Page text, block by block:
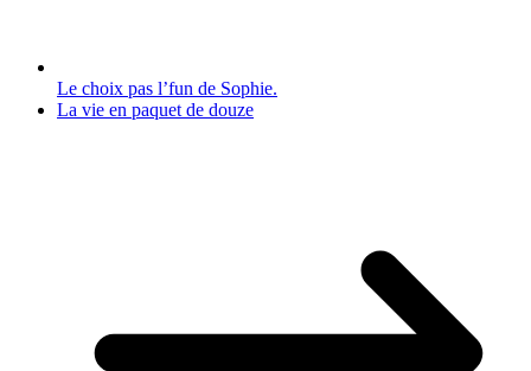
Le choix pas l’fun de Sophie.
La vie en paquet de douze